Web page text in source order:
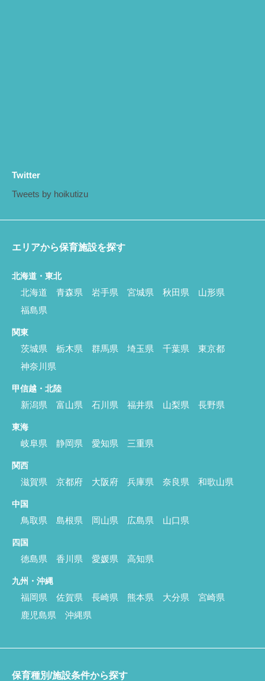
Twitter
Tweets by hoikutizu
エリアから保育施設を探す
北海道・東北
北海道 青森県 岩手県 宮城県 秋田県
山形県
福島県
関東
茨城県 栃木県 群馬県 埼玉県 千葉県
東京都
神奈川県
甲信越・北陸
新潟県 富山県 石川県 福井県 山梨県 長野県
東海
岐阜県 静岡県 愛知県 三重県
関西
滋賀県 京都府 大阪府 兵庫県 奈良県 和歌山県
中国
鳥取県 島根県 岡山県 広島県 山口県
四国
徳島県 香川県 愛媛県 高知県
九州・沖縄
福岡県 佐賀県 長崎県 熊本県 大分県
宮崎県
鹿児島県
沖縄県
保育種別/施設条件から探す